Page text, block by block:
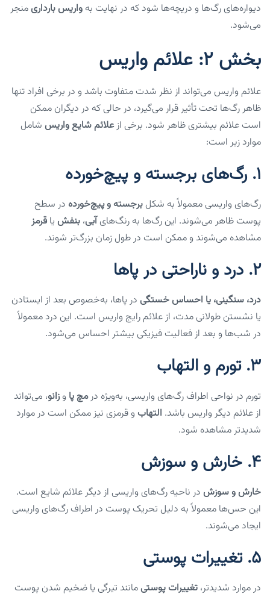
دیواره‌های رگ‌ها و دریچه‌ها شود که در نهایت به واریس بارداری منجر
می‌شود.
بخش ۲: علائم واریس
علائم واریس می‌تواند از نظر شدت متفاوت باشد و در برخی افراد تنها
ظاهر رگ‌ها تحت تأثیر قرار می‌گیرد، در حالی که در دیگران ممکن
است علائم بیشتری ظاهر شود. برخی ازعلائم شایع واریس شامل
موارد زیر است:
1. رگ‌های برجسته و پیچ‌خورده
رگ‌های واریسی معمولاً به شکل برجسته و پیچ‌خورده در سطح
پوست ظاهر می‌شوند. این رگ‌ها به رنگ‌هایآبی، بنفش یا قرمز
مشاهده می‌شوند و ممکن است در طول زمان بزرگ‌تر شوند.
2. درد و ناراحتی در پاها
درد، سنگینی، یا احساس خستگی در پاها، به‌خصوص بعد از ایستادن
یا نشستن طولانی مدت، از علائم رایج واریس است. این درد معمولاً
در شب‌ها و بعد از فعالیت فیزیکی بیشتر احساس می‌شود.
3. تورم و التهاب
تورم در نواحی اطراف رگ‌های واریسی، به‌ویژه درمچ پا وزانو، می‌تواند
از علائم دیگر واریس باشد. التهاب و قرمزی نیز ممکن است در موارد
شدیدتر مشاهده شود.
4. خارش و سوزش
خارش و سوزش در ناحیه رگ‌های واریسی از دیگر علائم شایع است.
این حس‌ها معمولاً به دلیل تحریک پوست در اطراف رگ‌های واریسی
ایجاد می‌شوند.
5. تغییرات پوستی
در موارد شدیدتر، تغییرات پوستیمانند تیرگی یا ضخیم شدن پوست